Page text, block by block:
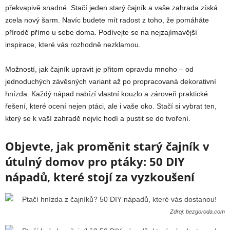
překvapivě snadné. Stačí jeden starý čajník a vaše zahrada získá
zcela nový šarm. Navíc budete mít radost z toho, že pomáháte
přírodě přímo u sebe doma. Podívejte se na nejzajímavější
inspirace, které vás rozhodně nezklamou.
Možností, jak čajník upravit je přitom opravdu mnoho – od
jednoduchých závěsných variant až po propracovaná dekorativní
hnízda. Každý nápad nabízí vlastní kouzlo a zároveň praktické
řešení, které ocení nejen ptáci, ale i vaše oko. Stačí si vybrat ten,
který se k vaší zahradě nejvíc hodí a pustit se do tvoření.
Objevte, jak proměnit starý čajník v
útulný domov pro ptáky: 50 DIY
nápadů, které stojí za vyzkoušení
Zdroj: bezgoroda.com